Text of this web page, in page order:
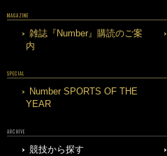
MAGAZINE
雑誌『Number』購読のご案
内
SPECIAL
Number SPORTS OF THE
YEAR
ARCHIVE
競技から探す